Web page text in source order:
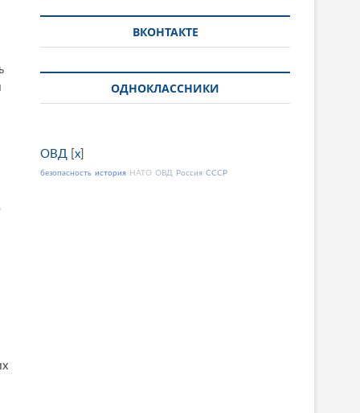
ВКОНТАКТЕ
ОДНОКЛАССНИКИ
ОВД x
безопасность история НАТО ОВД Россия СССР